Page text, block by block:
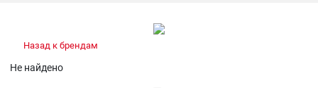
Назад к брендам
Не найдено